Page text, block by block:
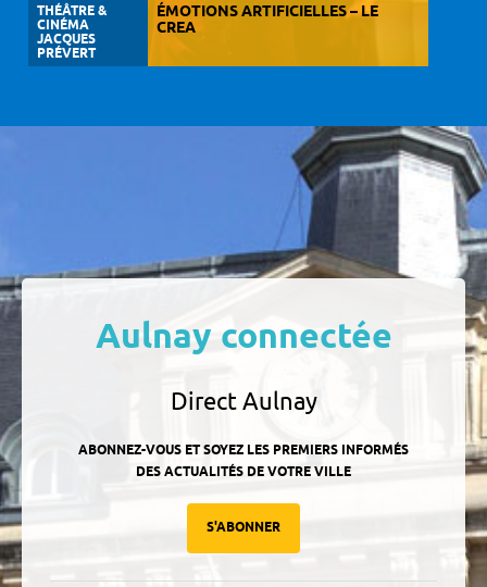
THÉÂTRE &
CINÉMA
JACQUES
PRÉVERT
ÉMOTIONS ARTIFICIELLES – LE
CREA
Aulnay connectée
Direct Aulnay
ABONNEZ-VOUS ET SOYEZ LES PREMIERS INFORMÉS
DES ACTUALITÉS DE VOTRE VILLE
S'ABONNER